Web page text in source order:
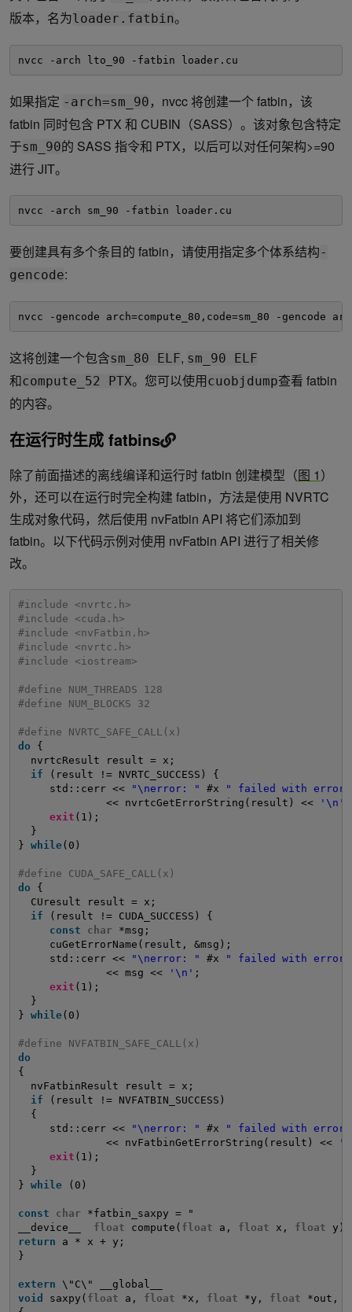
版本，名为loader.fatbin。
nvcc -arch lto_90 -fatbin loader.cu
如果指定 -arch=sm_90 ，nvcc 将创建一个 fatbin，该
fatbin 同时包含 PTX 和 CUBIN（SASS）。该对象包含特定
于sm_90的 SASS 指令和 PTX，以后可以对任何架构>=90
进行 JIT。
nvcc -arch sm_90 -fatbin loader.cu
要创建具有多个条目的 fatbin，请使用指定多个体系结构-
gencode:
nvcc -gencode arch=compute_80,code=sm_80 -gencode
这将创建一个包含sm_80 ELF, sm_90 ELF
和compute_52 PTX。您可以使用cuobjdump查看 fatbin
的内容。
在运行时生成 fatbins
除了前面描述的离线编译和运行时 fatbin 创建模型（图 1）
外，还可以在运行时完全构建 fatbin，方法是使用 NVRTC
生成对象代码，然后使用 nvFatbin API 将它们添加到
fatbin。以下代码示例对使用 nvFatbin API 进行了相关修
改。
#include <nvrtc.h>
#include <cuda.h>
#include <nvFatbin.h>
#include <nvrtc.h>
#include <iostream>
#define NUM_THREADS 128
#define NUM_BLOCKS 32
#define NVRTC_SAFE_CALL(x)
do
{
nvrtcResult result = x;
if
(result != NVRTC_SUCCESS) {
std::cerr <<
"\nerror: " #x
" failed with error
<< nvrtcGetErrorString(result) <<
'\n'
exit (1);
}
} while(0)
#define CUDA_SAFE_CALL(x)
do
{
CUresult result = x;
if
(result != CUDA_SUCCESS) {
const
char
*msg;
cuGetErrorName(result, &msg);
std::cerr <<
"\nerror: " #x
" failed with error
<< msg <<
'\n' ;
exit (1);
}
} while(0)
#define NVFATBIN_SAFE_CALL(x)
do
{
nvFatbinResult result = x;
if
(result != NVFATBIN_SUCCESS)
{
std::cerr <<
"\nerror: " #x
" failed with error
<< nvFatbinGetErrorString(result) <<
exit (1);
}
} while (0)
const char
*fatbin_saxpy = "
__device__ float compute( float a, float x, float
y)
return
a * x + y;
}
extern
\"C\" __global__
void
saxpy( float a, float *x, float *y, float *out,